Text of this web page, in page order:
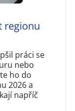
regionu
práci se
nebo
ho do
2026 a
napříč